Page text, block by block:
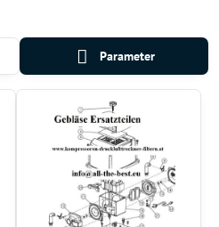
Parameter